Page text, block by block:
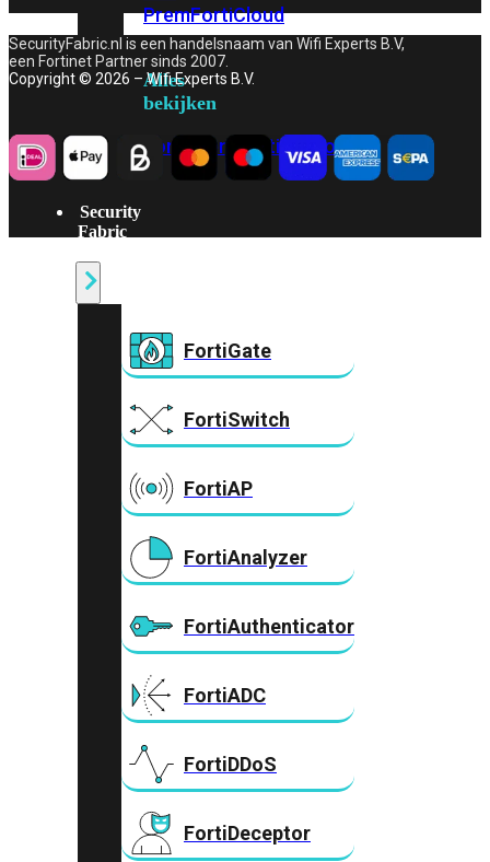
PremFortiCloud
Alles
bekijken
FortiClientFortiEndpoint
Security
Fabric
FortiGate
FortiSwitch
FortiAP
FortiAnalyzer
FortiAuthenticator
FortiADC
FortiDDoS
FortiDeceptor
SecurityFabric.nl is een handelsnaam van Wifi Experts B.V,
een Fortinet Partner sinds 2007.
Copyright © 2026 – Wifi Experts B.V.